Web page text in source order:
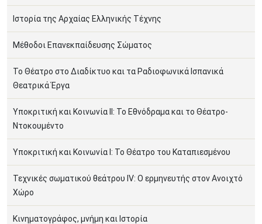
Ιστορία της Αρχαίας Ελληνικής Τέχνης
Μέθοδοι Επανεκπαίδευσης Σώματος
Το Θέατρο στο Διαδίκτυο και τα Ραδιοφωνικά Ισπανικά
Θεατρικά Έργα
Υποκριτική και Κοινωνία ΙΙ: Το Εθνόδραμα και το Θέατρο-
Ντοκουμέντο
Υποκριτική και Κοινωνία Ι: Το Θέατρο του Καταπιεσμένου
Τεχνικές σωματικού θεάτρου ΙV: Ο ερμηνευτής στον Ανοιχτό
Χώρο
Κινηματογράφος, μνήμη και Ιστορία